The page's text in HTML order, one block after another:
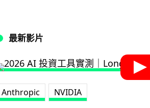
最新影片
Anthropic NVIDIA